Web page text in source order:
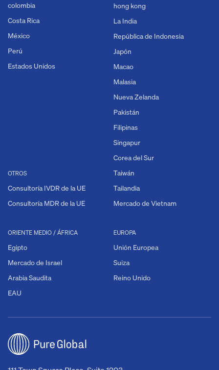
colombia
Costa Rica
México
Perú
Estados Unidos
OTROS
Consultoría IVDR de la UE
Consultoría MDR de la UE
EUROPA
Unión Europea
Suiza
Reino Unido
ORIENTE MEDIO / ÁFRICA
Egipto
Mercado de Israel
Arabia Saudita
EAU
hong kong
La India
República de Indonesia
Japón
Macao
Malasia
Nueva Zelanda
Pakistán
Filipinas
Singapur
Corea del Sur
Taiwán
Tailandia
Mercado de Vietnam